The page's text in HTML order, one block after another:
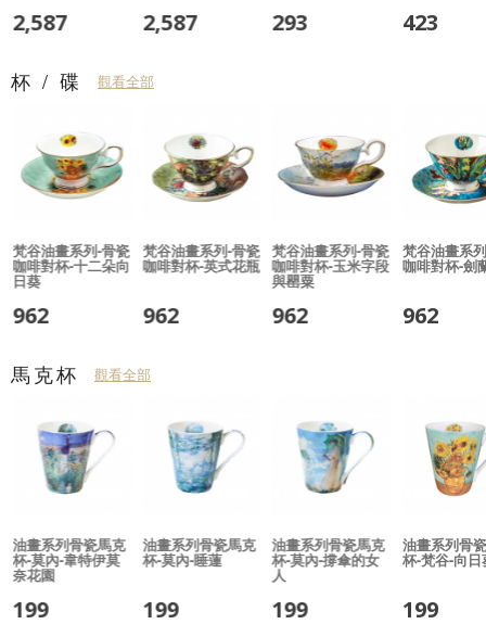
2,587 2,587 293 423
杯 / 碟 觀看全部
梵谷油畫系列-骨瓷
咖啡對杯-十二朵向
日葵
962
梵谷油畫系列-骨瓷
咖啡對杯-英式花瓶
962
梵谷油畫系列-骨瓷
咖啡對杯-玉米字段
與罌粟
962
梵谷油畫系
咖啡對杯-劍
962
馬克杯 觀看全部
油畫系列骨瓷馬克
杯-莫內-韋特伊莫
奈花園
199
油畫系列骨瓷馬克
杯-莫內-睡蓮
199
油畫系列骨瓷馬克
杯-莫內-撐傘的女
人
199
油畫系列骨
杯-梵谷-向日
199